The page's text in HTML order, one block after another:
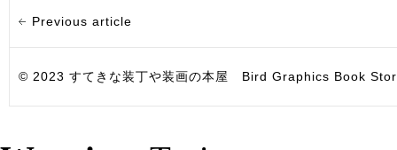
Previous article
© 2023 すてきな装丁や装画の本屋 Bird Graphics Book